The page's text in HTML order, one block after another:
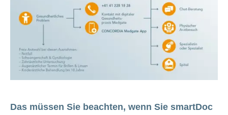
Das müssen Sie beachten, wenn Sie smartDoc